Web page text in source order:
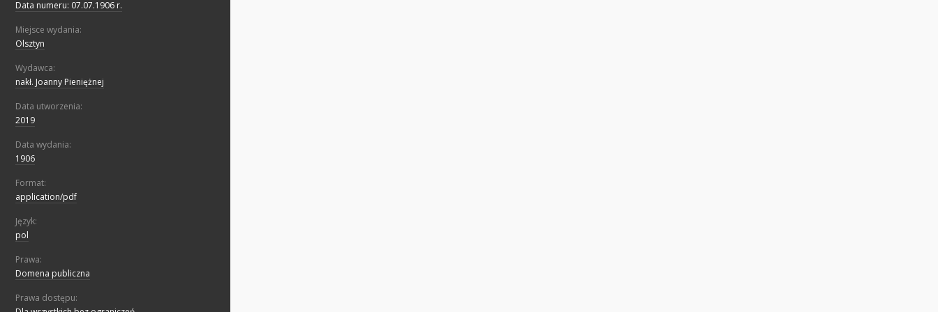
Data numeru: 07.07.1906 r.
Miejsce wydania:
Olsztyn
Wydawca:
nakł. Joanny Pieniężnej
Data utworzenia:
2019
Data wydania:
1906
Format:
application/pdf
Język:
pol
Prawa:
Domena publiczna
Prawa dostępu: